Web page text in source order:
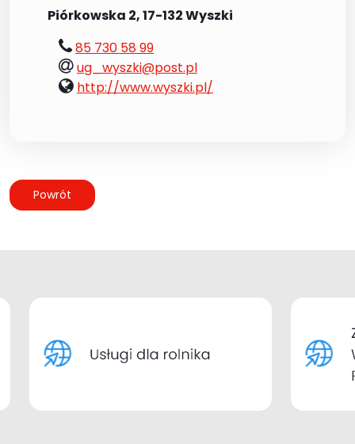
Piórkowska 2, 17-132 Wyszki
tel.:
85 730 58 99
e-
mail:
ug_wyszki@post.pl
www:
http://www.wyszki.pl/
Powrót